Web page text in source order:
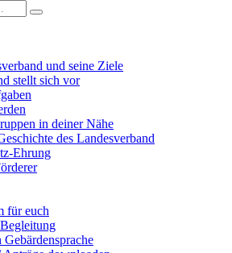
und seine Ziele
stellt sich vor
in deiner Nähe
des Landesverband
Ehrung
für euch